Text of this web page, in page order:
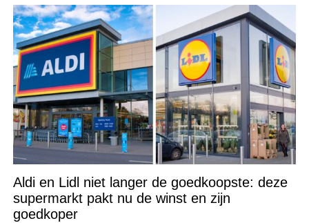
Aldi en Lidl niet langer de goedkoopste: deze
supermarkt pakt nu de winst en zijn
goedkoper